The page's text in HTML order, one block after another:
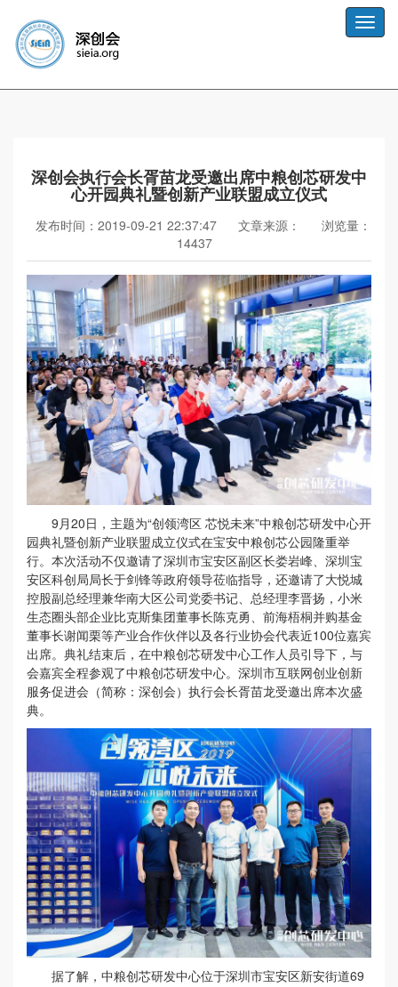
Toggle
深创会执行会长胥苗龙受邀出席中粮创芯研发中
心开园典礼暨创新产业联盟成立仪式
发布时间：2019-09-21 22:37:47 文章来源：
浏览量：
14437
9月20日，主题为“创领湾区 芯悦未来”中粮创芯研发中心开
园典礼暨创新产业联盟成立仪式在宝安中粮创芯公园隆重举
行。本次活动不仅邀请了深圳市宝安区副区长娄岩峰、深圳宝
安区科创局局长于剑锋等政府领导莅临指导，还邀请了大悦城
控股副总经理兼华南大区公司党委书记、总经理李晋扬，小米
生态圈头部企业比克斯集团董事长陈克勇、前海梧桐并购基金
董事长谢闻栗等产业合作伙伴以及各行业协会代表近100位嘉宾
出席。典礼结束后，在中粮创芯研发中心工作人员引导下，与
会嘉宾全程参观了中粮创芯研发中心。深圳市互联网创业创新
服务促进会（简称：深创会）执行会长胥苗龙受邀出席本次盛
典。
据了解，中粮创芯研发中心位于深圳市宝安区新安街道69